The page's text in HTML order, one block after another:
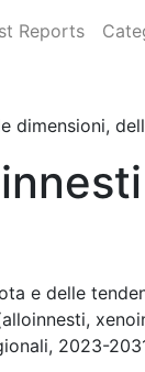
Reports
dimensioni,
e delle
2023-